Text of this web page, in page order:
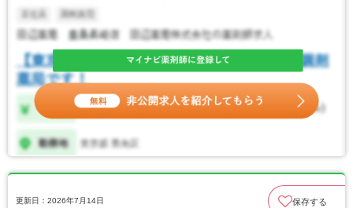
更新日：2026年7月14日 保存する